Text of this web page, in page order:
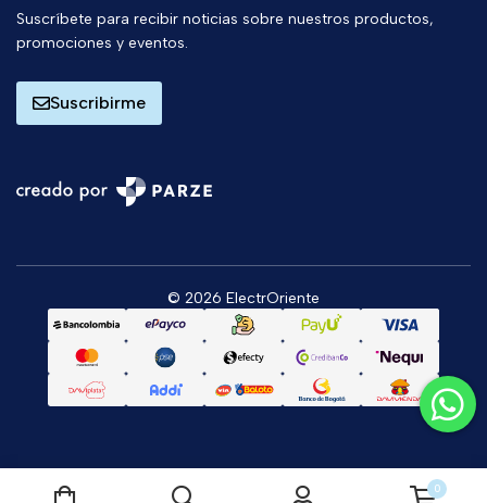
Suscríbete para recibir noticias sobre nuestros productos,
promociones y eventos.
Suscribirme
© 2026 ElectrOriente
0